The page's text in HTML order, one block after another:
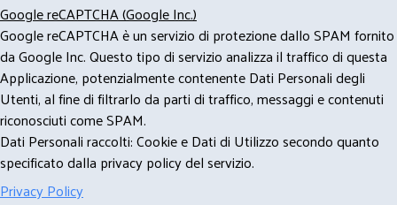
Google reCAPTCHA (Google Inc.)
Google reCAPTCHA è un servizio di protezione dallo SPAM fornito
da Google Inc. Questo tipo di servizio analizza il traffico di questa
Applicazione, potenzialmente contenente Dati Personali degli
Utenti, al fine di filtrarlo da parti di traffico, messaggi e contenuti
riconosciuti come SPAM.
Dati Personali raccolti: Cookie e Dati di Utilizzo secondo quanto
specificato dalla privacy policy del servizio.
Privacy Policy